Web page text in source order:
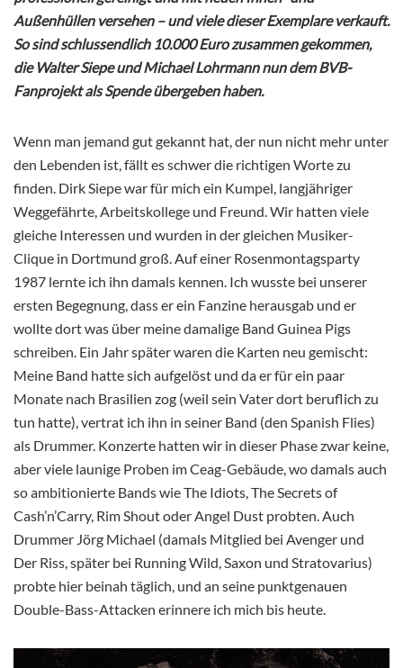
Außenhüllen versehen – und viele dieser Exemplare verkauft.
So sind schlussendlich 10.000 Euro zusammen gekommen,
die Walter Siepe und Michael Lohrmann nun dem BVB-
Fanprojekt als Spende übergeben haben.
Wenn man jemand gut gekannt hat, der nun nicht mehr unter
den Lebenden ist, fällt es schwer die richtigen Worte zu
finden. Dirk Siepe war für mich ein Kumpel, langjähriger
Weggefährte, Arbeitskollege und Freund. Wir hatten viele
gleiche Interessen und wurden in der gleichen Musiker-
Clique in Dortmund groß. Auf einer Rosenmontagsparty
1987 lernte ich ihn damals kennen. Ich wusste bei unserer
ersten Begegnung, dass er ein Fanzine herausgab und er
wollte dort was über meine damalige Band Guinea Pigs
schreiben. Ein Jahr später waren die Karten neu gemischt:
Meine Band hatte sich aufgelöst und da er für ein paar
Monate nach Brasilien zog (weil sein Vater dort beruflich zu
tun hatte), vertrat ich ihn in seiner Band (den Spanish Flies)
als Drummer. Konzerte hatten wir in dieser Phase zwar keine,
aber viele launige Proben im Ceag-Gebäude, wo damals auch
so ambitionierte Bands wie The Idiots, The Secrets of
Cash’n’Carry, Rim Shout oder Angel Dust probten. Auch
Drummer Jörg Michael (damals Mitglied bei Avenger und
Der Riss, später bei Running Wild, Saxon und Stratovarius)
probte hier beinah täglich, und an seine punktgenauen
Double-Bass-Attacken erinnere ich mich bis heute.